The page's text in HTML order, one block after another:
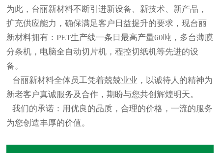
为此，台丽新材料不断引进新设备、新技术、新产品，
扩充供应能力，确保满足客户日益提升的要求，现台丽
新材料拥有：PET生产线一条日最高产量60吨，多台薄膜
分条机，电脑全自动切片机，程控切纸机等先进的设
备。
台丽新材料全体员工凭着兢兢业业，以诚待人的精神为
新老客户真诚服务及合作，期盼与您共创辉煌明天。
我们的承诺：用优良的品质，合理的价格，一流的服务
为您创造丰厚的价值。